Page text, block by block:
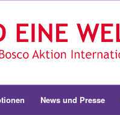
News und Presse